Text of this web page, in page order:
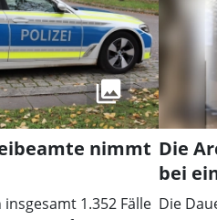
nimmt
1.352 Fälle
Die
bei
Die